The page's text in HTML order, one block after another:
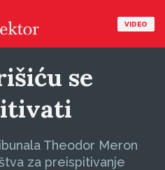
VIDEO
se
Theodor Meron
za preispitivanje